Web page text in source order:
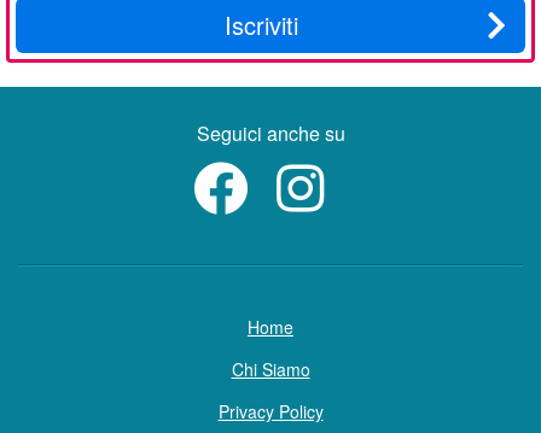
Iscriviti
Seguici anche su
Home
Chi Siamo
Privacy Policy